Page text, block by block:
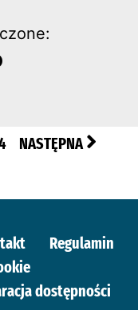
NASTĘPNA
Regulamin
dostępności